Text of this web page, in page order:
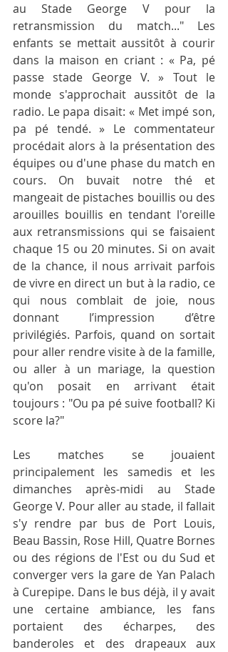
au Stade George V pour la
retransmission du match..." Les
enfants se mettait aussitôt à courir
dans la maison en criant : « Pa, pé
passe stade George V. » Tout le
monde s'approchait aussitôt de la
radio. Le papa disait: « Met impé son,
pa pé tendé. » Le commentateur
procédait alors à la présentation des
équipes ou d'une phase du match en
cours. On buvait notre thé et
mangeait de pistaches bouillis ou des
arouilles bouillis en tendant l'oreille
aux retransmissions qui se faisaient
chaque 15 ou 20 minutes. Si on avait
de la chance, il nous arrivait parfois
de vivre en direct un but à la radio, ce
qui nous comblait de joie, nous
donnant l’impression d’être
privilégiés. Parfois, quand on sortait
pour aller rendre visite à de la famille,
ou aller à un mariage, la question
qu'on posait en arrivant était
toujours : "Ou pa pé suive football? Ki
score la?"
Les matches se jouaient
principalement les samedis et les
dimanches après-midi au Stade
George V. Pour aller au stade, il fallait
s'y rendre par bus de Port Louis,
Beau Bassin, Rose Hill, Quatre Bornes
ou des régions de l'Est ou du Sud et
converger vers la gare de Yan Palach
à Curepipe. Dans le bus déjà, il y avait
une certaine ambiance, les fans
portaient des écharpes, des
banderoles et des drapeaux aux